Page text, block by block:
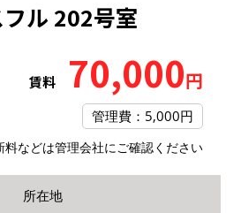
ル 202号室
賃料 70,000円
管理費：5,000円
料などは管理会社にご確認ください
所在地